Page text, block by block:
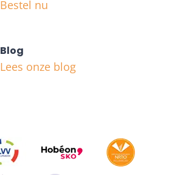
Bestel nu
Blog
Lees onze blog